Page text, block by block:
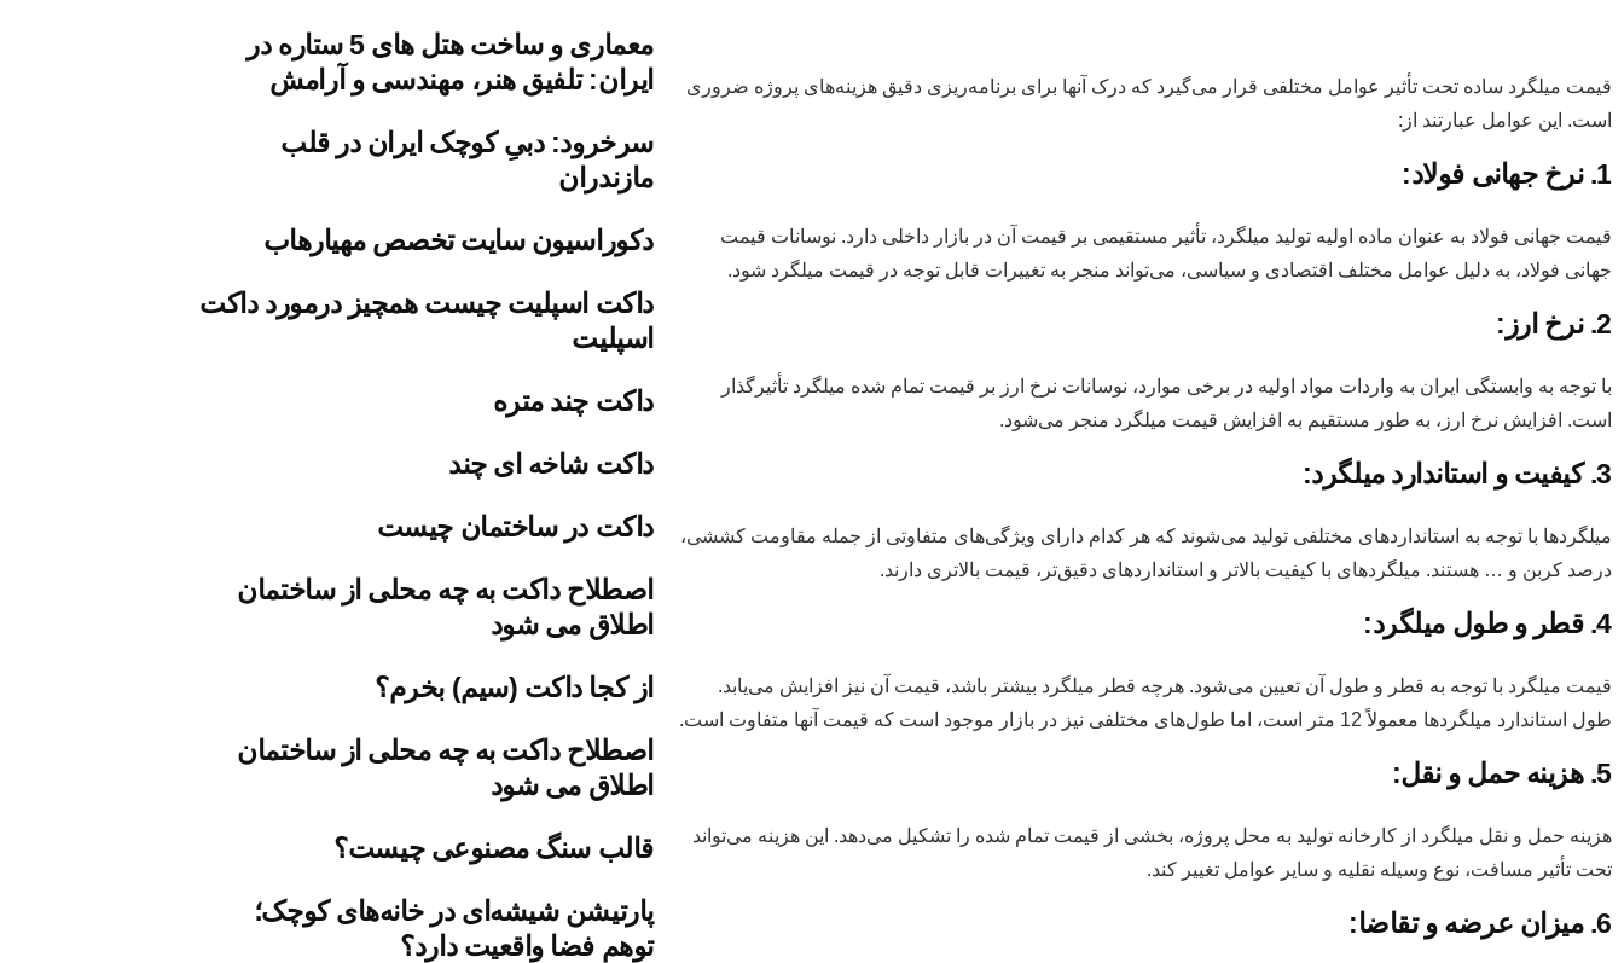
قیمت میلگرد ساده تحت تأثیر عوامل مختلفی قرار می‌گیرد که درک آنها برای برنامه‌ریزی دقیق هزینه‌های پروژه ضروری
است. این عوامل عبارتند از:
1. نرخ جهانی فولاد:
قیمت جهانی فولاد به عنوان ماده اولیه تولید میلگرد، تأثیر مستقیمی بر قیمت آن در بازار داخلی دارد. نوسانات قیمت
جهانی فولاد، به دلیل عوامل مختلف اقتصادی و سیاسی، می‌تواند منجر به تغییرات قابل توجه در قیمت میلگرد شود.
2. نرخ ارز:
با توجه به وابستگی ایران به واردات مواد اولیه در برخی موارد، نوسانات نرخ ارز بر قیمت تمام شده میلگرد تأثیرگذار
است. افزایش نرخ ارز، به طور مستقیم به افزایش قیمت میلگرد منجر می‌شود.
3. کیفیت و استاندارد میلگرد:
میلگردها با توجه به استانداردهای مختلفی تولید می‌شوند که هر کدام دارای ویژگی‌های متفاوتی از جمله مقاومت کششی،
درصد کربن و … هستند. میلگردهای با کیفیت بالاتر و استانداردهای دقیق‌تر، قیمت بالاتری دارند.
4. قطر و طول میلگرد:
قیمت میلگرد با توجه به قطر و طول آن تعیین می‌شود. هرچه قطر میلگرد بیشتر باشد، قیمت آن نیز افزایش می‌یابد.
طول استاندارد میلگردها معمولاً 12 متر است، اما طول‌های مختلفی نیز در بازار موجود است که قیمت آنها متفاوت است.
5. هزینه حمل و نقل:
هزینه حمل و نقل میلگرد از کارخانه تولید به محل پروژه، بخشی از قیمت تمام شده را تشکیل می‌دهد. این هزینه می‌تواند
تحت تأثیر مسافت، نوع وسیله نقلیه و سایر عوامل تغییر کند.
6. میزان عرضه و تقاضا:
معماری و ساخت هتل های 5 ستاره در
ایران: تلفیق هنر، مهندسی و آرامش
سرخرود: دبیِ کوچک ایران در قلب
مازندران
دکوراسیون سایت تخصص مهیارهاب
داکت اسپلیت چیست همچیز درمورد داکت
اسپلیت
داکت چند متره
داکت شاخه ای چند
داکت در ساختمان چیست
اصطلاح داکت به چه محلی از ساختمان
اطلاق می شود
از کجا داکت (سیم) بخرم؟
اصطلاح داکت به چه محلی از ساختمان
اطلاق می شود
قالب سنگ مصنوعی چیست؟
پارتیشن شیشه‌ای در خانه‌های کوچک؛
توهم فضا واقعیت دارد؟